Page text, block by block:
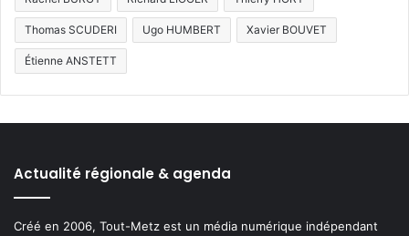
Thomas SCUDERI Ugo HUMBERT Xavier BOUVET
Étienne ANSTETT
Actualité régionale & agenda
Créé en 2006, Tout-Metz est un média numérique indépendant